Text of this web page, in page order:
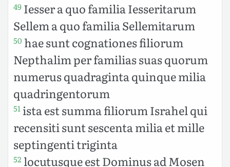
49 Iesser a quo familia Iesseritarum
Sellem a quo familia Sellemitarum
50 hae sunt cognationes filiorum
Nepthalim per familias suas quorum
numerus quadraginta quinque milia
quadringentorum
51ista est summa filiorum Israhel qui
recensiti sunt sescenta milia et mille
septingenti triginta
52 locutusque est Dominus ad Mosen